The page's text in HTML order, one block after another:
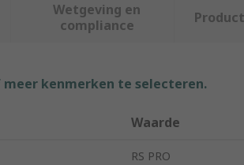
Wetgeving en
compliance
kenmerken te selecteren.
Waarde
RS PRO